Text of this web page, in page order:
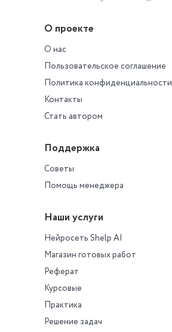
О проекте
О нас
Пользовательское соглашение
Политика конфиденциальности
Контакты
Стать автором
Поддержка
Советы
Помощь менеджера
Наши услуги
Нейросеть Shelp AI
Магазин готовых работ
Реферат
Курсовые
Практика
Решение задач